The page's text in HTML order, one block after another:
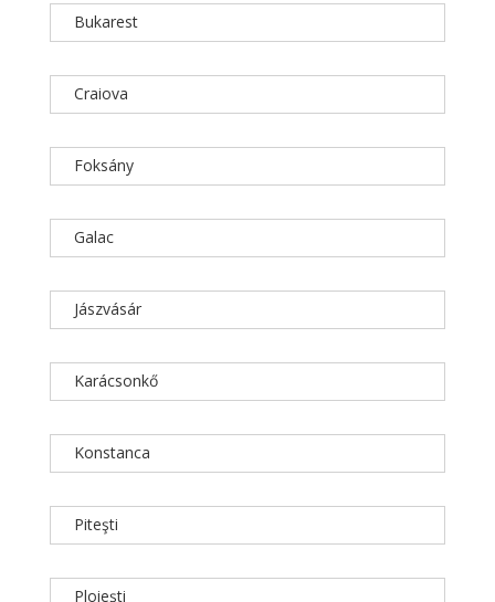
Bukarest
Craiova
Foksány
Galac
Jászvásár
Karácsonkő
Konstanca
Piteşti
Ploieşti